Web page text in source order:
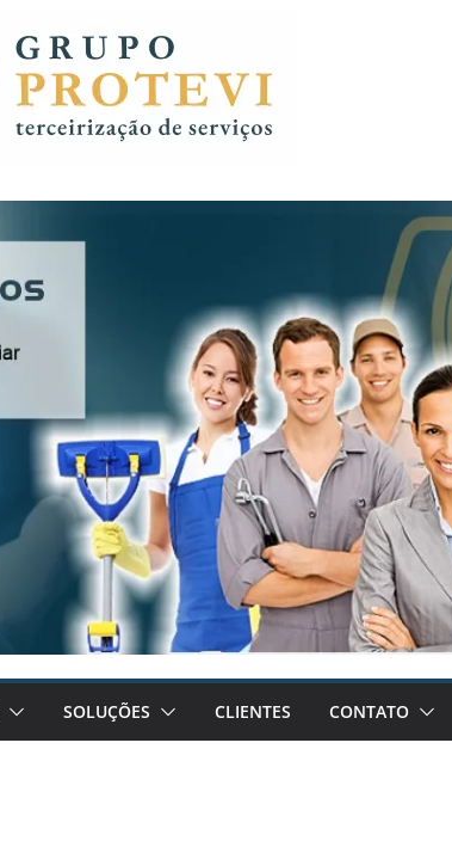
SOLUÇÕES CLIENTES CONTATO